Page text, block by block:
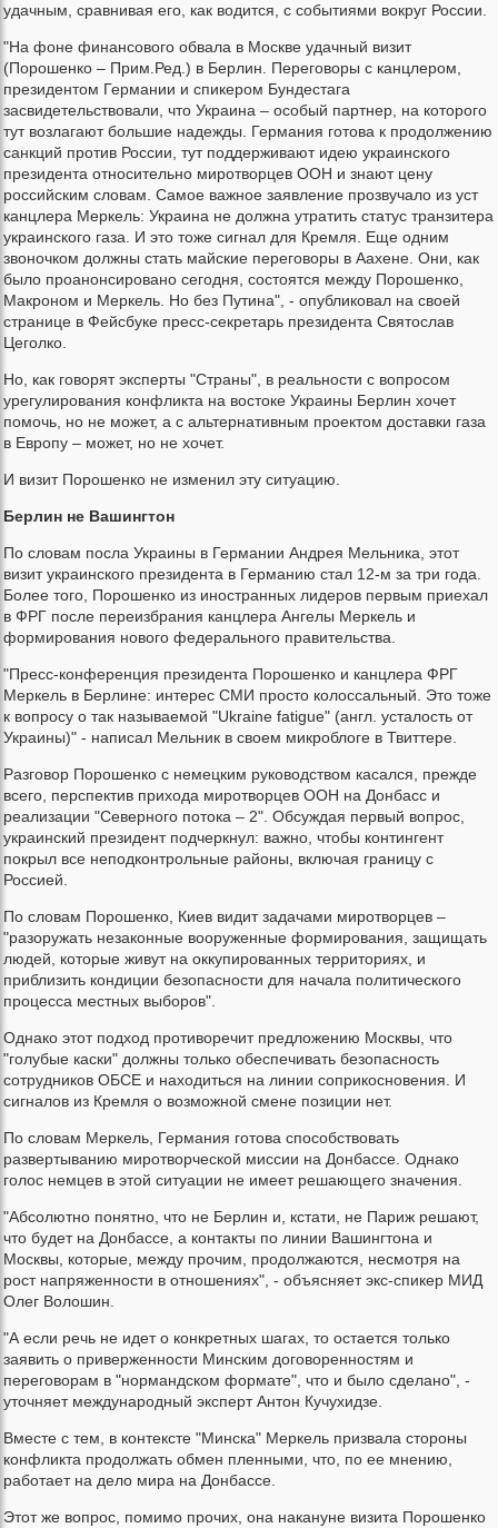
удачным, сравнивая его, как водится, с событиями вокруг России.
"На фоне финансового обвала в Москве удачный визит
(Порошенко – Прим.Ред.) в Берлин. Переговоры с канцлером,
президентом Германии и спикером Бундестага
засвидетельствовали, что Украина – особый партнер, на которого
тут возлагают большие надежды. Германия готова к продолжению
санкций против России, тут поддерживают идею украинского
президента относительно миротворцев ООН и знают цену
российским словам. Самое важное заявление прозвучало из уст
канцлера Меркель: Украина не должна утратить статус транзитера
украинского газа. И это тоже сигнал для Кремля. Еще одним
звоночком должны стать майские переговоры в Аахене. Они, как
было проанонсировано сегодня, состоятся между Порошенко,
Макроном и Меркель. Но без Путина", - опубликовал на своей
странице в Фейсбуке пресс-секретарь президента Святослав
Цеголко.
Но, как говорят эксперты "Страны", в реальности с вопросом
урегулирования конфликта на востоке Украины Берлин хочет
помочь, но не может, а с альтернативным проектом доставки газа
в Европу – может, но не хочет.
И визит Порошенко не изменил эту ситуацию.
Берлин не Вашингтон
По словам посла Украины в Германии Андрея Мельника, этот
визит украинского президента в Германию стал 12-м за три года.
Более того, Порошенко из иностранных лидеров первым приехал
в ФРГ после переизбрания канцлера Ангелы Меркель и
формирования нового федерального правительства.
"Пресс-конференция президента Порошенко и канцлера ФРГ
Меркель в Берлине: интерес СМИ просто колоссальный. Это тоже
к вопросу о так называемой "Ukraine fatigue" (англ. усталость от
Украины)" - написал Мельник в своем микроблоге в Твиттере.
Разговор Порошенко с немецким руководством касался, прежде
всего, перспектив прихода миротворцев ООН на Донбасс и
реализации "Северного потока – 2". Обсуждая первый вопрос,
украинский президент подчеркнул: важно, чтобы контингент
покрыл все неподконтрольные районы, включая границу с
Россией.
По словам Порошенко, Киев видит задачами миротворцев –
"разоружать незаконные вооруженные формирования, защищать
людей, которые живут на оккупированных территориях, и
приблизить кондиции безопасности для начала политического
процесса местных выборов".
Однако этот подход противоречит предложению Москвы, что
"голубые каски" должны только обеспечивать безопасность
сотрудников ОБСЕ и находиться на линии соприкосновения. И
сигналов из Кремля о возможной смене позиции нет.
По словам Меркель, Германия готова способствовать
развертыванию миротворческой миссии на Донбассе. Однако
голос немцев в этой ситуации не имеет решающего значения.
"Абсолютно понятно, что не Берлин и, кстати, не Париж решают,
что будет на Донбассе, а контакты по линии Вашингтона и
Москвы, которые, между прочим, продолжаются, несмотря на
рост напряженности в отношениях", - объясняет экс-спикер МИД
Олег Волошин.
"А если речь не идет о конкретных шагах, то остается только
заявить о приверженности Минским договоренностям и
переговорам в "нормандском формате", что и было сделано", -
уточняет международный эксперт Антон Кучухидзе.
Вместе с тем, в контексте "Минска" Меркель призвала стороны
конфликта продолжать обмен пленными, что, по ее мнению,
работает на дело мира на Донбассе.
Этот же вопрос, помимо прочих, она накануне визита Порошенко